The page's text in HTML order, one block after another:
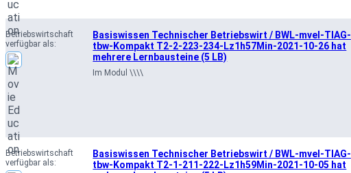
Betriebswirtschaft
verfügbar als:
Basiswissen Technischer Betriebswirt / BWL-mvel-TIAG-
tbw-Kompakt T2-2-223-234-Lz1h57Min-2021-10-26 hat
mehrere Lernbausteine (5 LB)
Im Modul \\\\
Betriebswirtschaft
verfügbar als:
Basiswissen Technischer Betriebswirt / BWL-mvel-TIAG-
tbw-Kompakt T2-1-211-222-Lz1h59Min-2021-10-05 hat